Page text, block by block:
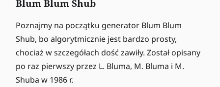
Blum Blum Shub
Poznajmy na początku generator Blum Blum
Shub, bo algorytmicznie jest bardzo prosty,
chociaż w szczegółach dość zawiły. Został opisany
po raz pierwszy przez L. Bluma, M. Bluma i M.
Shuba w 1986 r.